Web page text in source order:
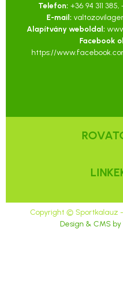
Telefon: +36 94 311 385,
E-mail:
Alapítvány weboldal:
Facebook
https://
Copyright © Sportkalauz
Design & CMS by